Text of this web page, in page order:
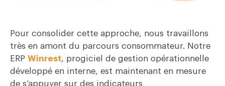
Pour consolider cette approche, nous travaillons
très en amont du parcours consommateur. Notre
ERP Winrest, progiciel de gestion opérationnelle
développé en interne, est maintenant en mesure
de s’appuyer sur des indicateurs